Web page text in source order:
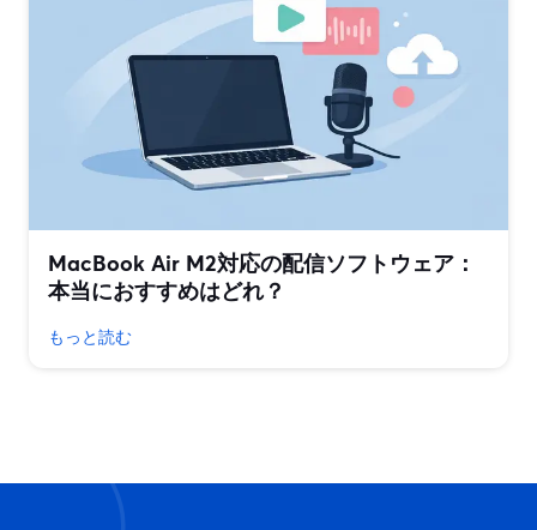
MacBook Air M2対応の配信ソフトウェア：
本当におすすめはどれ？
もっと読む